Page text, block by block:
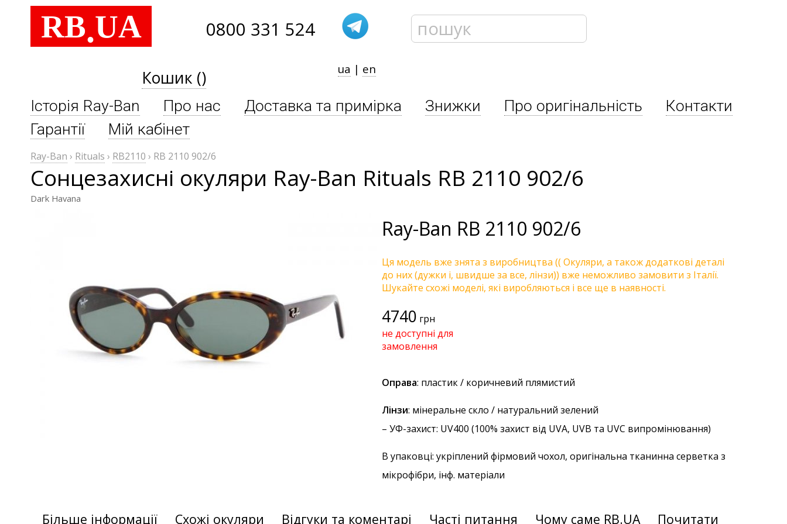
RB.UA 0800 331 524
Кошик () ua | en
Історія Ray-Ban Про нас Доставка та примірка Знижки Про оригінальність
Контакти
Гарантії
Мій кабінет
Ray-Ban › Rituals › RB2110 › RB 2110 902/6
Сонцезахисні окуляри Ray-Ban Rituals RB 2110 902/6
Dark Havana
Ray-Ban RB 2110 902/6
Ця модель вже знята з виробництва (( Окуляри, а також додаткові деталі
до них (дужки і, швидше за все, лінзи)) вже неможливо замовити з Італії.
Шукайте схожі моделі, які виробляються і все ще в наявності.
4740 грн
не доступні для
замовлення
Оправа: пластик / коричневий плямистий
Лінзи: мінеральне скло / натуральний зелений
– УФ-захист: UV400 (100% захист від UVA, UVB та UVC випромінювання)
В упаковці: укріплений фірмовий чохол, оригінальна тканинна серветка з
мікрофібри, інф. матеріали
Більше інформації Схожі окуляри Відгуки та коментарі Часті питання Чому саме RB.UA Почитати